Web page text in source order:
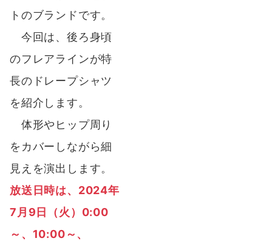
トのブランドです。
今回は、後ろ身頃
のフレアラインが特
長のドレープシャツ
を紹介します。
体形やヒップ周り
をカバーしながら細
見えを演出します。
放送日時は、2024年
7月9日（火）0:00
～、10:00～、